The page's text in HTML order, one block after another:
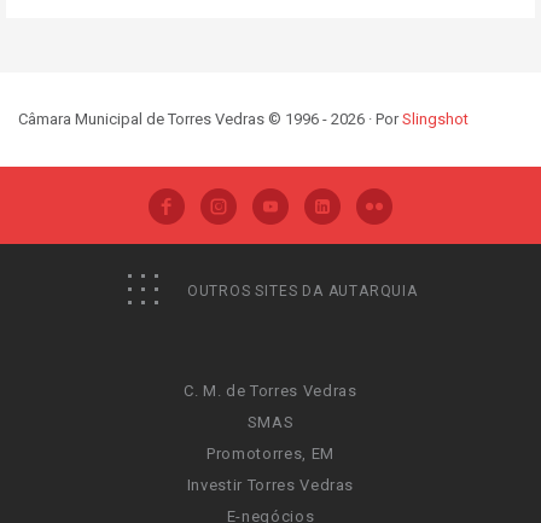
Câmara Municipal de Torres Vedras © 1996 - 2026 · PorSlingshot
OUTROS SITES DA AUTARQUIA
C. M. de Torres Vedras
SMAS
Promotorres, EM
Investir Torres Vedras
E-negócios